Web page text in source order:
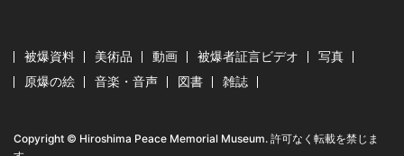
被爆資料 美術品 動画 被爆者証言ビデオ
写真
原爆の絵
音楽・音声 図書 雑誌
Copyright © Hiroshima Peace Memorial Museum. 許可なく転載を禁じま